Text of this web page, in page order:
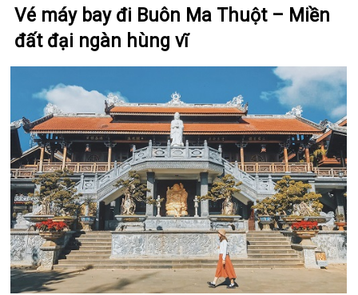
Vé máy bay đi Buôn Ma Thuột – Miền
đất đại ngàn hùng vĩ